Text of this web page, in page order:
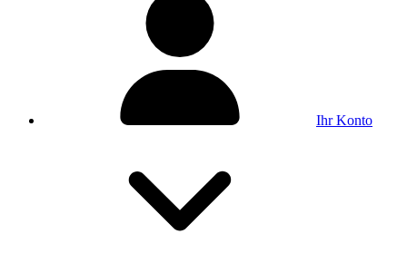
Ihr Konto